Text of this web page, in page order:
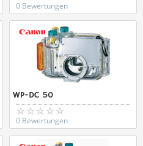
0 Bewertungen
WP-DC 50
0 Bewertungen